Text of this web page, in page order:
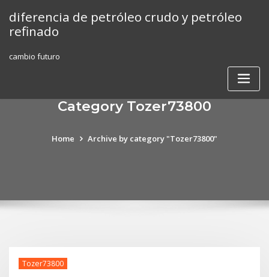
content
diferencia de petróleo crudo y petróleo
refinado
cambio futuro
Category Tozer73800
Home Archive by category "Tozer73800"
Tozer73800